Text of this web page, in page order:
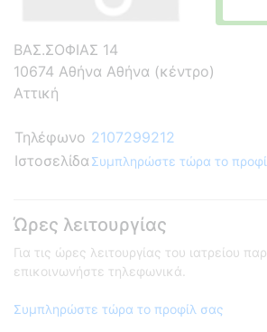
ΒΑΣ.ΣΟΦΙΑΣ 14
10674 Αθήνα Αθήνα (κέντρο)
Αττική
Τηλέφωνο 2107299212
Ιστοσελίδα Συμπληρώστε τώρα το
Ώρες λειτουργίας
Για τις ώρες λειτουργίας του ιατρείου
επικοινωνήστε τηλεφωνικά.
Συμπληρώστε τώρα το προφίλ σας